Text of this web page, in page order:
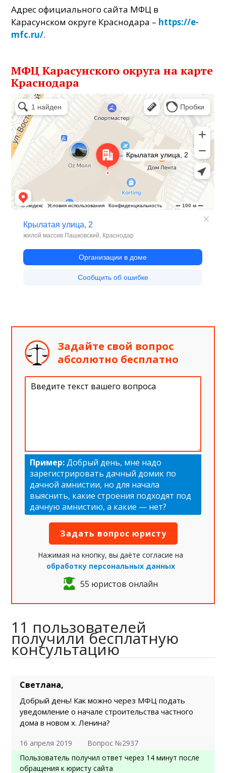
Адрес официального сайта МФЦ в
Карасунском округе Краснодара – https://e-
mfc.ru/.
МФЦ Карасунского округа на карте
Краснодара
Задайте свой вопрос
абсолютно бесплатно
Пример:Добрый день, мне надо
зарегистрировать дачный домик по
дачной амнистии, но для начала
выяснить, какие строения подходят под
дачную амнистию, а какие — нет?
Нажимая на кнопку, вы даёте согласие на
обработку персональных данных
55 юристов онлайн
11 пользователей
получили бесплатную
консультацию
Светлана,
Добрый день! Как можно через МФЦ подать
уведомление о начале строительства частного
дома в новом х. Ленина?
16 апреля 2019
Вопрос №2937
Пользователь получил ответ через 14 минут после
обращения к юристу сайта